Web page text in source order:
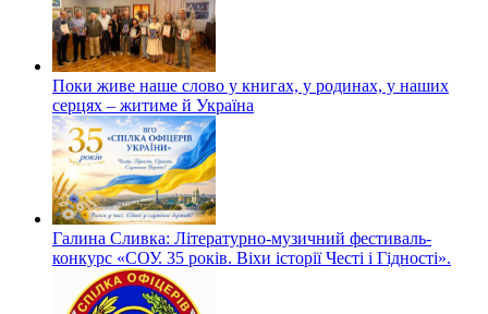
Поки живе наше слово у книгах, у родинах, у наших
серцях – житиме й Україна
Галина Сливка: Літературно-музичний фестиваль-
конкурс «СОУ. 35 років. Віхи історії Честі і Гідності».